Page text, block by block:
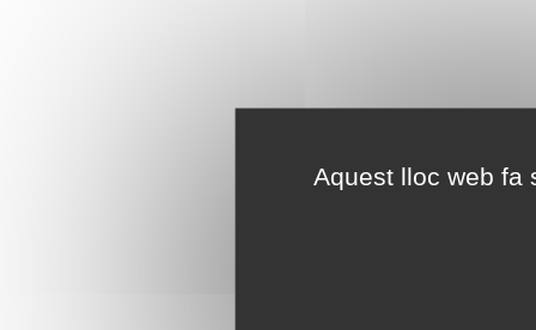
Aquest lloc web fa